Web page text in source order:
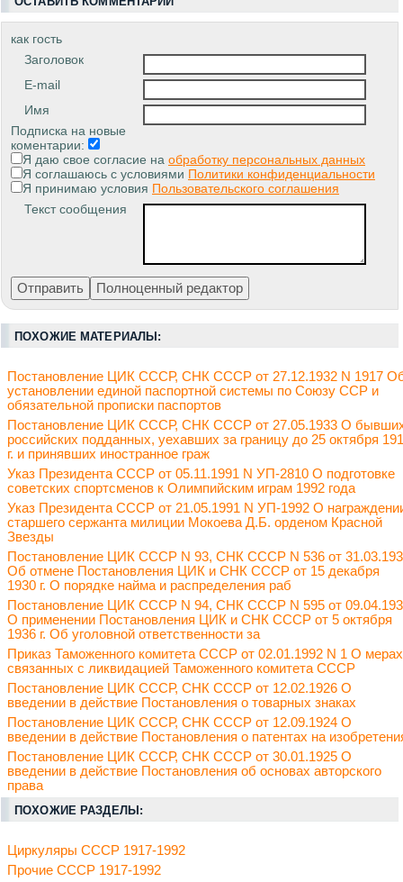
как гость
Заголовок
E-mail
Имя
Подписка на новые
коментарии:
Я даю свое согласие на обработку персональных данных
Я соглашаюсь с условиями Политики конфиденциальности
Я принимаю условия Пользовательского соглашения
Текст сообщения
ПОХОЖИЕ МАТЕРИАЛЫ:
Постановление ЦИК СССР, СНК СССР от 27.12.1932 N 1917
установлении единой паспортной системы по Союзу ССР и
обязательной прописки паспортов
Постановление ЦИК СССР, СНК СССР от 27.05.1933 О
российских подданных, уехавших за границу до 25 октября
г. и принявших иностранное граж
Указ Президента СССР от 05.11.1991 N УП-2810 О подготовке
советских спортсменов к Олимпийским играм 1992 года
Указ Президента СССР от 21.05.1991 N УП-1992 О
старшего сержанта милиции Мокоева Д.Б. орденом Красной
Звезды
Постановление ЦИК СССР N 93, СНК СССР N 536 от
Об отмене Постановления ЦИК и СНК СССР от 15 декабря
1930 г. О порядке найма и распределения раб
Постановление ЦИК СССР N 94, СНК СССР N 595 от
О применении Постановления ЦИК и СНК СССР от 5 октября
1936 г. Об уголовной ответственности за
Приказ Таможенного комитета СССР от 02.01.1992 N 1 О
связанных с ликвидацией Таможенного комитета СССР
Постановление ЦИК СССР, СНК СССР от 12.02.1926 О
введении в действие Постановления о товарных знаках
Постановление ЦИК СССР, СНК СССР от 12.09.1924 О
введении в действие Постановления о патентах на
Постановление ЦИК СССР, СНК СССР от 30.01.1925 О
введении в действие Постановления об основах авторского
права
ПОХОЖИЕ РАЗДЕЛЫ:
Циркуляры СССР 1917-1992
Прочие СССР 1917-1992